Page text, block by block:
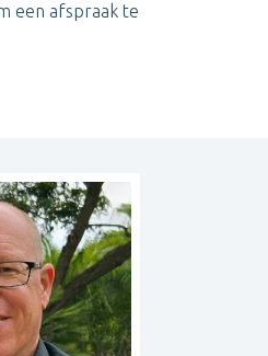
een afspraak te